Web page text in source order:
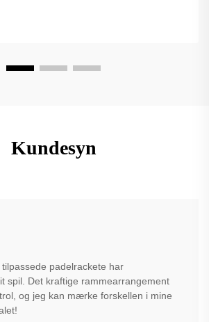
Kundesyn
padelrackete har
spil. Det kraftige rammearrangement
og jeg kan mærke forskellen i mine